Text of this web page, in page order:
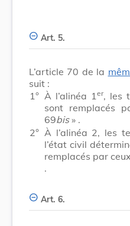
Art. 5.
L’article 70 de la
suit :
1° À l’alinéa 1er, les
sont remplacés
69bis» .
2° À l’alinéa 2, les
l’état civil
remplacés par
.
Art. 6.